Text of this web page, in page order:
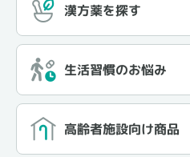
漢方薬を探す
生活習慣のお悩み
高齢者施設向け商品